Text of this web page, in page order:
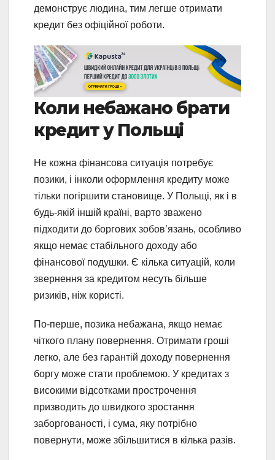
демонструє людина, тим легше отримати
кредит без офіційної роботи.
Коли небажано брати
кредит у Польщі
Не кожна фінансова ситуація потребує
позики, і інколи оформлення кредиту може
тільки погіршити становище. У Польщі, як і в
будь-якій іншій країні, варто зважено
підходити до боргових зобов’язань, особливо
якщо немає стабільного доходу або
фінансової подушки. Є кілька ситуацій, коли
звернення за кредитом несуть більше
ризиків, ніж користі.
По-перше, позика небажана, якщо немає
чіткого плану повернення. Отримати гроші
легко, але без гарантій доходу повернення
боргу може стати проблемою. У кредитах з
високими відсотками прострочення
призводить до швидкого зростання
заборгованості, і сума, яку потрібно
повернути, може збільшитися в кілька разів.